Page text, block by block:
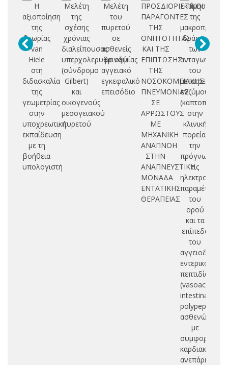
Η
αξιοποίηση
της
θεωρίας
van
Hiele
στη
διδασκαλία
της
γεωμετρίας
στην
υποχρεωτική
εκπαίδευση
με τη
βοήθεια
υπολογιστή
Μελέτη
της
σχέσης
χρόνιας
διαλείπουσας
υπερχολερυθριναιμίας
(σύνδρομο
Gilbert)
και
οικογενούς
μεσογειακού
πυρετού
Μελέτη
του
πυρετού
σε
ασθενείς
με οξύ
αγγειακό
εγκεφαλικό
επεισόδιο
ΠΡΟΣΔΙΟΡΙΣΤΙΚΟΙ
ΠΑΡΑΓΟΝΤΕΣ
ΤΗΣ
ΘΝΗΤΟΤΗΤΑΣ
ΚΑΙ ΤΗΣ
ΕΠΙΠΤΩΣΗΣ
ΤΗΣ
ΝΟΣΟΚΟΜΕΙΑΚΗΣ
ΠΝΕΥΜΟΝΙΑΣ
ΣΕ
ΑΡΡΩΣΤΟΥΣ
ΜΕ
ΜΗΧΑΝΙΚΗ
ΑΝΑΠΝΟΗ
ΣΤΗΝ
ΑΝΑΠΝΕΥΣΤΙΚΗ
ΜΟΝΑΔΑ
ΕΝΤΑΤΙΚΗΣ
ΘΕΡΑΠΕΙΑΣ
Εκτίμηση
της
δράσης
των
του
μετατρεπτικού
ενζύμου
(καπτοπρίλη)
στην
κλινική
πορεία,
την
πρόγνωση,
τις
παραμέτρους
του
ορού
και τα
επίπεδα
του
εντερικού
πεπτιδίου
(vasoactive
intestinal
polypeptide)
ασθενών
με
συμφορητική
καρδιακή
ανεπάρκεια